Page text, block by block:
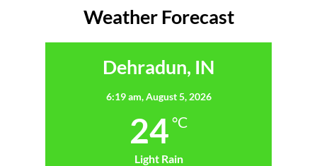
Weather Forecast
Dehradun, IN
6:19 am,August 5, 2026
24 °C
Light Rain